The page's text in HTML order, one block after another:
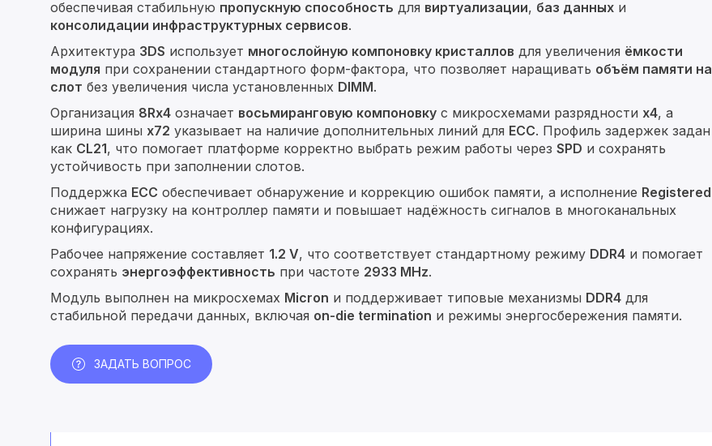
обеспечивая стабильную пропускную способность для виртуализации, баз данных и
консолидации инфраструктурных сервисов.
Архитектура 3DS использует многослойную компоновку кристаллов для увеличения ёмкости
модуля при сохранении стандартного форм-фактора, что позволяет наращивать объём памяти на
слот без увеличения числа установленных DIMM.
Организация 8Rx4 означает восьмиранговую компоновку с микросхемами разрядности x4, а
ширина шины x72 указывает на наличие дополнительных линий для ECC. Профиль задержек задан
как CL21, что помогает платформе корректно выбрать режим работы через SPD и сохранять
устойчивость при заполнении слотов.
Поддержка ECC обеспечивает обнаружение и коррекцию ошибок памяти, а исполнение Registered
снижает нагрузку на контроллер памяти и повышает надёжность сигналов в многоканальных
конфигурациях.
Рабочее напряжение составляет 1.2 V, что соответствует стандартному режиму DDR4 и помогает
сохранять энергоэффективность при частоте 2933 MHz.
Модуль выполнен на микросхемах Micron и поддерживает типовые механизмы DDR4 для
стабильной передачи данных, включая on-die termination и режимы энергосбережения памяти.
ЗАДАТЬ ВОПРОС